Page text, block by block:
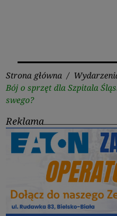
Strona główna /
Bój o sprzęt dla Szpitala
swego?
Reklama